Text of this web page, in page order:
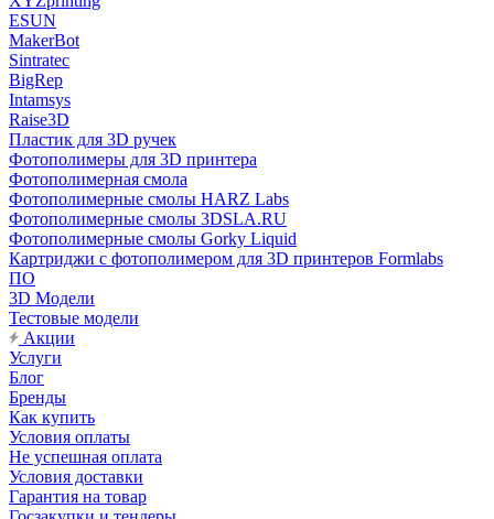
ESUN
MakerBot
Sintratec
BigRep
Intamsys
Raise3D
Пластик для 3D ручек
Фотополимеры для 3D принтера
Фотополимерная смола
Фотополимерные смолы HARZ Labs
Фотополимерные смолы 3DSLA.RU
Фотополимерные смолы Gorky Liquid
Картриджи с фотополимером для 3D принтеров Formlabs
ПО
3D Модели
Тестовые модели
Акции
Услуги
Блог
Бренды
Как купить
Условия оплаты
Не успешная оплата
Условия доставки
Гарантия на товар